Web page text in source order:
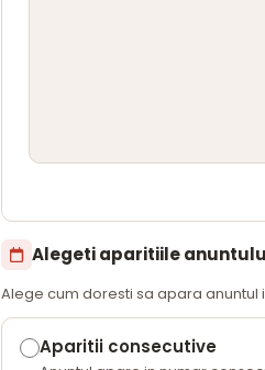
Alegeti aparitiile
Alege cum doresti sa apara anuntul
Aparitii consecutive